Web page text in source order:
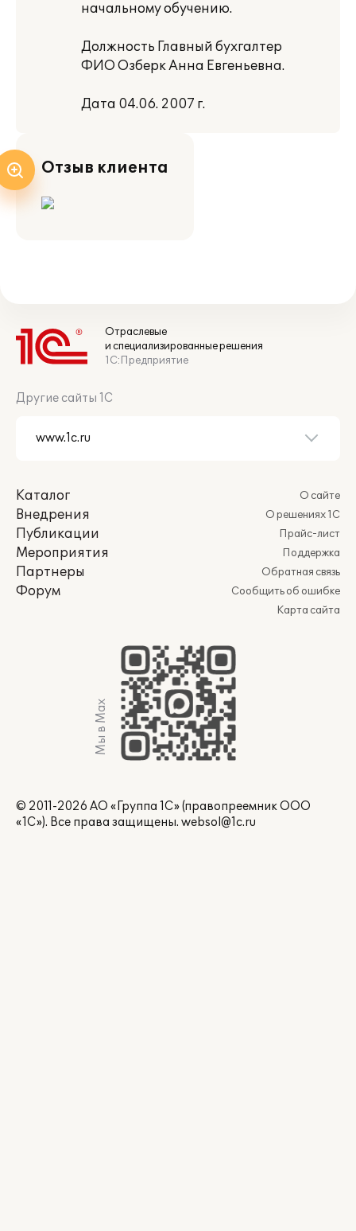
начальному обучению.
Должность Главный бухгалтер
ФИО Озберк Анна Евгеньевна.
Дата 04.06. 2007 г.
Отзыв клиента
Отраслевые
и специализированные решения
1С:Предприятие
Другие сайты 1С
Каталог
Внедрения
Публикации
Мероприятия
Партнеры
Форум
О сайте
О решениях 1С
Прайс-лист
Поддержка
Обратная связь
Сообщить об ошибке
Карта сайта
Мы в Max
© 2011-2026 АО «Группа 1С» (правопреемник ООО
«1С»). Все права защищены. websol@1c.ru